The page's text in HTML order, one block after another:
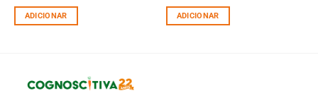
ADICIONAR ADICIONAR